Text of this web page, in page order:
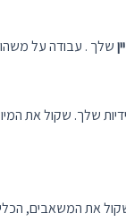
שלך. שקול את
את המשאבים,